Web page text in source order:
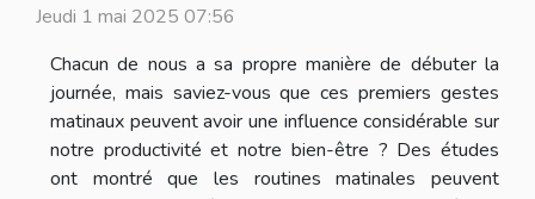
Jeudi 1 mai 2025 07:56
Chacun de nous a sa propre manière de débuter la
journée, mais saviez-vous que ces premiers gestes
matinaux peuvent avoir une influence considérable sur
notre productivité et notre bien-être ? Des études
ont montré que les routines matinales peuvent